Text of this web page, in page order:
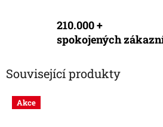
210.000 +
spokojených
Související produkty
Akce